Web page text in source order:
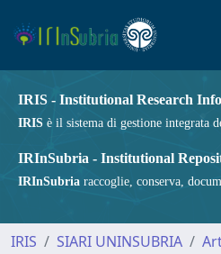
IRIS - Institutional Research
IRIS è il sistema di gestione integrata
IRInSubria - Institutional
IRInSubria raccoglie, conserva,
IRIS SIARI UNINSUBRIA